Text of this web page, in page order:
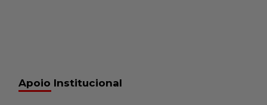
Apoio Institucional